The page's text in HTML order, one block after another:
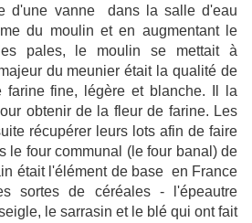
d'une vanne dans la salle d'eau
du moulin et en augmentant le
pales, le moulin se mettait à
du meunier était la qualité de
farine fine, légère et blanche. Il la
obtenir de la fleur de farine. Les
récupérer leurs lots afin de faire
le four communal (le four banal) de
était l'élément de base en France
sortes de céréales - l'épeautre
le sarrasin et le blé qui ont fait